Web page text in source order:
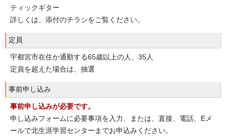
ティックギター
詳しくは、添付のチラシをご覧ください。
定員
宇都宮市在住か通勤する65歳以上の人、35人
定員を超えた場合は、抽選
事前申し込み
事前申し込みが必要です。
申し込みフォームに必要事項を入力、または、直接、電話、Eメ
ールで北生涯学習センターまでお申込みください。